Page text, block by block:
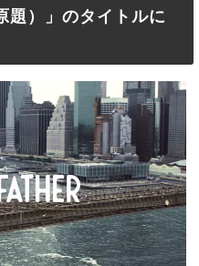
）」のタイトルに